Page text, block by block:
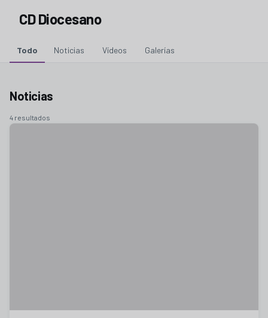
CD Diocesano
Todo Noticias Vídeos Galerías
Noticias
4 resultados